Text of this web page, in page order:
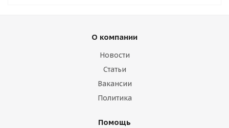
О компании
Новости
Статьи
Вакансии
Политика
Помощь